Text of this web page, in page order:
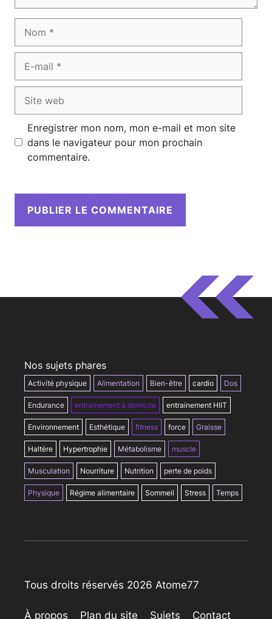
mail
web
Enregistrer mon nom, mon e-mail et mon site
dans le navigateur pour mon prochain
commentaire.
Nos sujets phares
Activité physique Alimentation Bien-être cardio Dos
Endurance entrainement à domicile entrainement HIIT
Environnement Esthétique fitness force Graisse
Haltère Hypertrophie Métabolisme muscle
Musculation Nourriture Nutrition perte de poids
Physique Régime alimentaire Sommeil Stress Temps
Tous droits réservés 2026 Atome77
À propos Plan du site Sujets Contact